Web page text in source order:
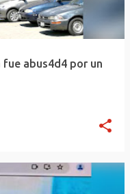
fue abus4d4 por un